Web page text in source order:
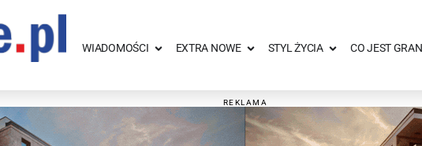
WIADOMOŚCI EXTRA NOWE STYL ŻYCIA CO JEST
REKLAMA